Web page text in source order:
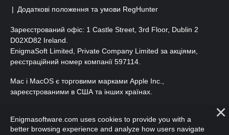
Додаткові положення та умови RegHunter
Зареєстрований офіс: 1 Castle Street, 3rd Floor, Dublin 2
D02XD82 Ireland.
EnigmaSoft Limited, Private Company Limited за акціями,
реєстраційний номер компанії 597114.
Mac і MacOS є торговими марками Apple Inc.,
зареєстрованими в США та інших країнах.
захищено.
Enigmasoftware.com uses cookies to provide you with a
better browsing experience and analyze how users navigate